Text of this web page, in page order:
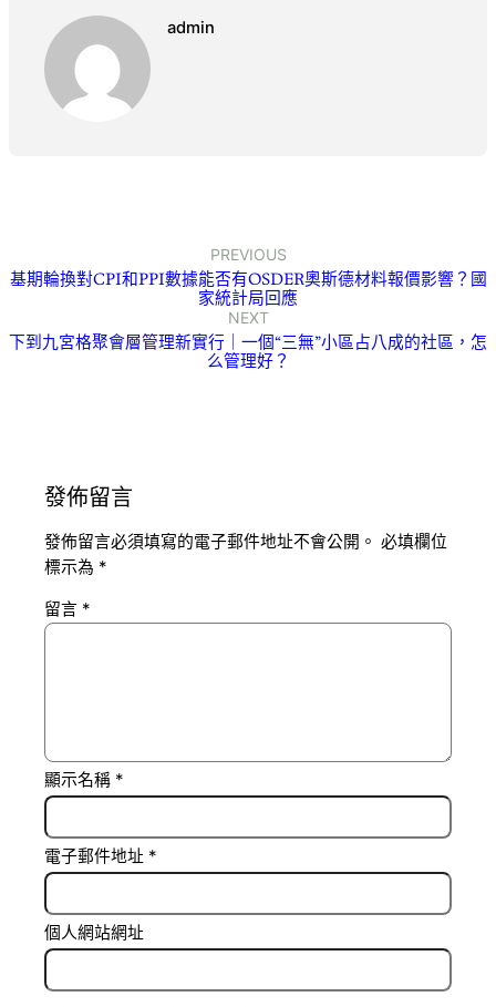
admin
PREVIOUS
基期輪換對CPI和PPI數據能否有OSDER奧斯德材料報價影響？國
家統計局回應
NEXT
下到九宮格聚會層管理新實行｜一個“三無”小區占八成的社區，怎
么管理好？
發佈留言
發佈留言必須填寫的電子郵件地址不會公開。 必填欄位
標示為 *
留言 *
顯示名稱 *
電子郵件地址 *
個人網站網址